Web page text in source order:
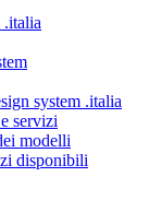
.italia
system .italia
servizi
modelli
disponibili